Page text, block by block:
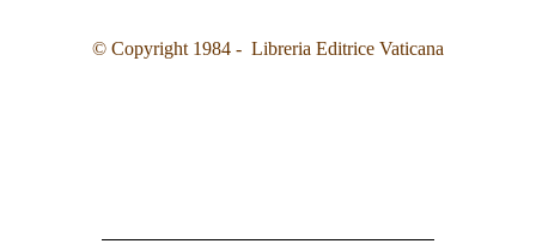
© Copyright 1984 - Libreria Editrice Vaticana